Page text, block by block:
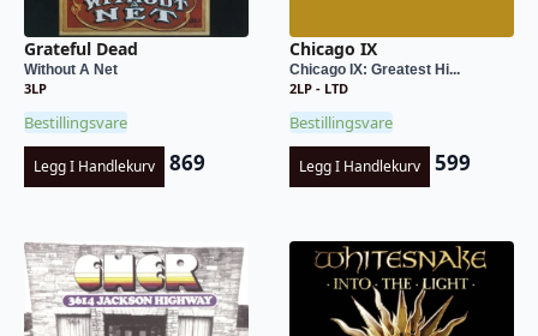
Grateful Dead
Without A Net
3LP
Bestillingsvare
Legg I Handlekurv 869
Chicago IX
Chicago IX: Greatest Hi...
2LP - LTD
Bestillingsvare
Legg I Handlekurv 599